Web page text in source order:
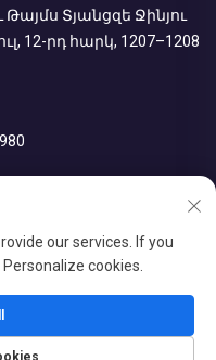
Տյանցզե Ջինյու
12-րդ հարկ, 1207–1208
Limited
our services. If you
cookies.